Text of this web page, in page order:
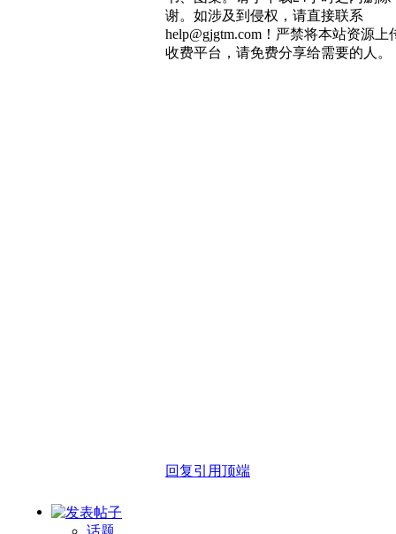
谢。如涉及到侵权，请直接联系
help@gjgtm.com！严禁将本站资源上
收费平台，请免费分享给需要的人。
回复引用顶端
话题